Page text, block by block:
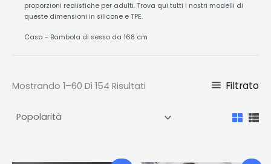
proporzioni realistiche per adulti. Trova qui tutti i nostri modelli di
queste dimensioni in silicone e TPE.
Casa - Bambola di sesso da 168 cm
Mostrando 1–60 Di 154 Risultati Filtrato